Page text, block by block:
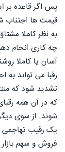
پس اگر قاعده بر
قیمت ها اجتناب
به نظر کاملا
چه کاری انجام
آسان یا کاملا
رقبا می تواند به
تشدید شود که
که در آن همه
شوند. از سوی
یک رقیب تهاجمی
فروش و سهم